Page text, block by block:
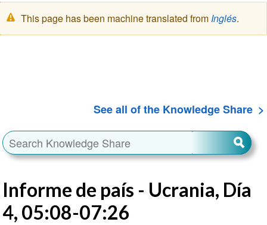
Mensaje
de
This page has been machine translated from Inglés.
See all of the Knowledge Share
Informe de país - Ucrania, Día
4, 05:08-07:26